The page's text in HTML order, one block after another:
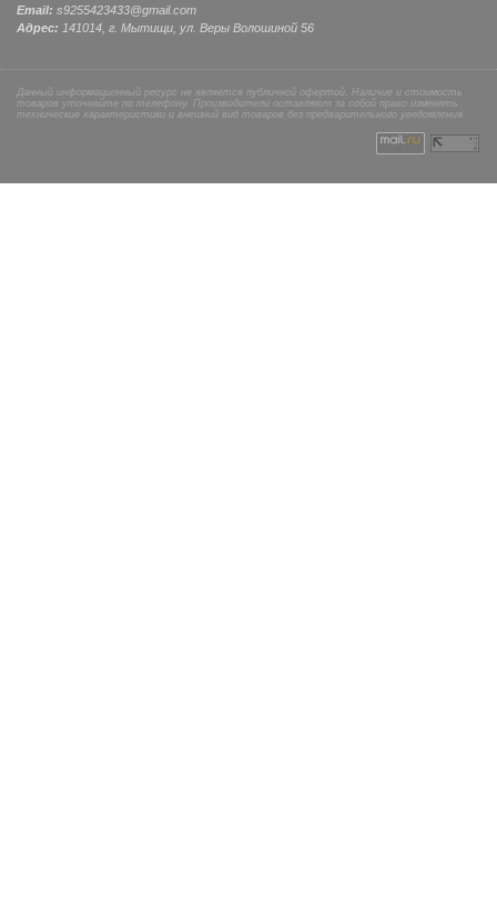
Email: s9255423433@gmail.com
Адрес: 141014, г. Мытищи , ул. Веры Волошиной 56
Данный информационный ресурс не является публичной офертой. Наличие и стоимость
товаров уточняйте по телефону. Производители оставляют за собой право изменять
технические характеристики и внешний вид товаров без предварительного уведомления.